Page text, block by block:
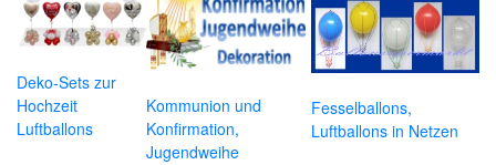
Deko-Sets zur
Hochzeit
Luftballons
Kommunion und
Konfirmation,
Jugendweihe
Fesselballons,
Luftballons in Netzen